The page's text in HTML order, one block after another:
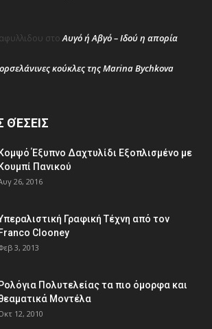
στοΑυγό ή Αβγό – Ιδού η απορία
κούκλες της Marina Bychkova
ΘΈΣΕΙΣ
Κομψό Έξυπνο Δαχτυλίδι Εξοπλισμένο με
Κουμπί Πανικού
26, 2016
Γραφική Τέχνη από τον
Franco Clooney
3, 2013
Ρολόγια Πολυτελείας τα πιο όμορφα και
Μοντέλα
12, 2010